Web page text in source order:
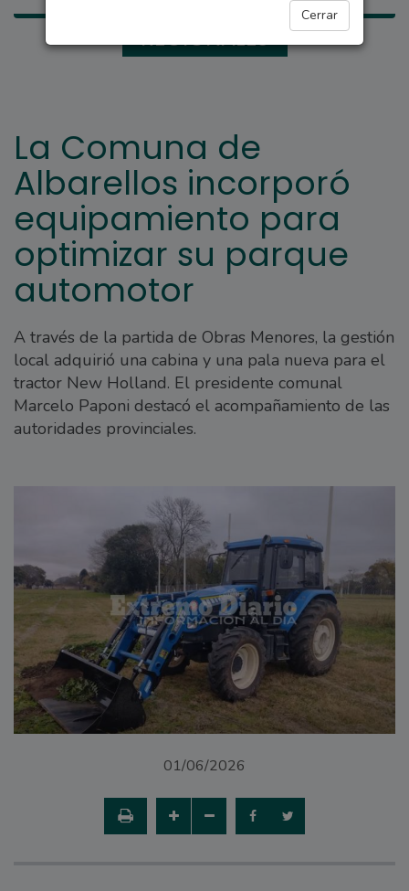
Cerrar
REGIONALES
La Comuna de
Albarellos incorporó
equipamiento para
optimizar su parque
automotor
A través de la partida de Obras Menores, la gestión
local adquirió una cabina y una pala nueva para el
tractor New Holland. El presidente comunal
Marcelo Paponi destacó el acompañamiento de las
autoridades provinciales.
01/06/2026